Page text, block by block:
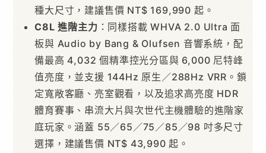
種大尺寸，建議售價 NT$ 169,990 起。
C8L進階主力 ：同樣搭載 WHVA 2.0 Ultra 面
板與 Audio by Bang & Olufsen 音響系統，配
備最高 4,032 個精準控光分區與 6,000 尼特峰
值亮度，並支援 144Hz 原生／288Hz VRR。鎖
定寬敞客廳、亮室觀看，以及追求高亮度 HDR
體育賽事、串流大片與次世代主機體驗的進階家
庭玩家。涵蓋 55／65／75／85／98 吋多尺寸
選擇，建議售價 NT$ 43,990 起。